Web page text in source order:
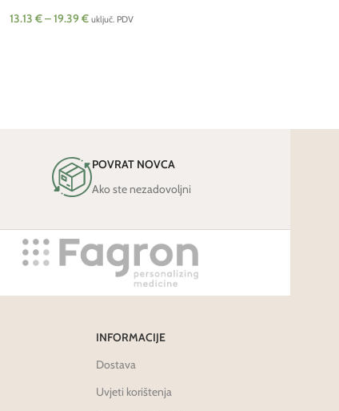
13.13 €–19.39€ uključ. PDV
POVRAT NOVCA
Ako ste nezadovoljni
INFORMACIJE
Dostava
Uvjeti korištenja